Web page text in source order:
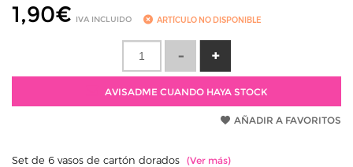
1,90€ IVA INCLUIDO ARTÍCULO NO DISPONIBLE
AVISADME CUANDO HAYA STOCK
AÑADIR A FAVORITOS
Set de 6 vasos de cartón dorados